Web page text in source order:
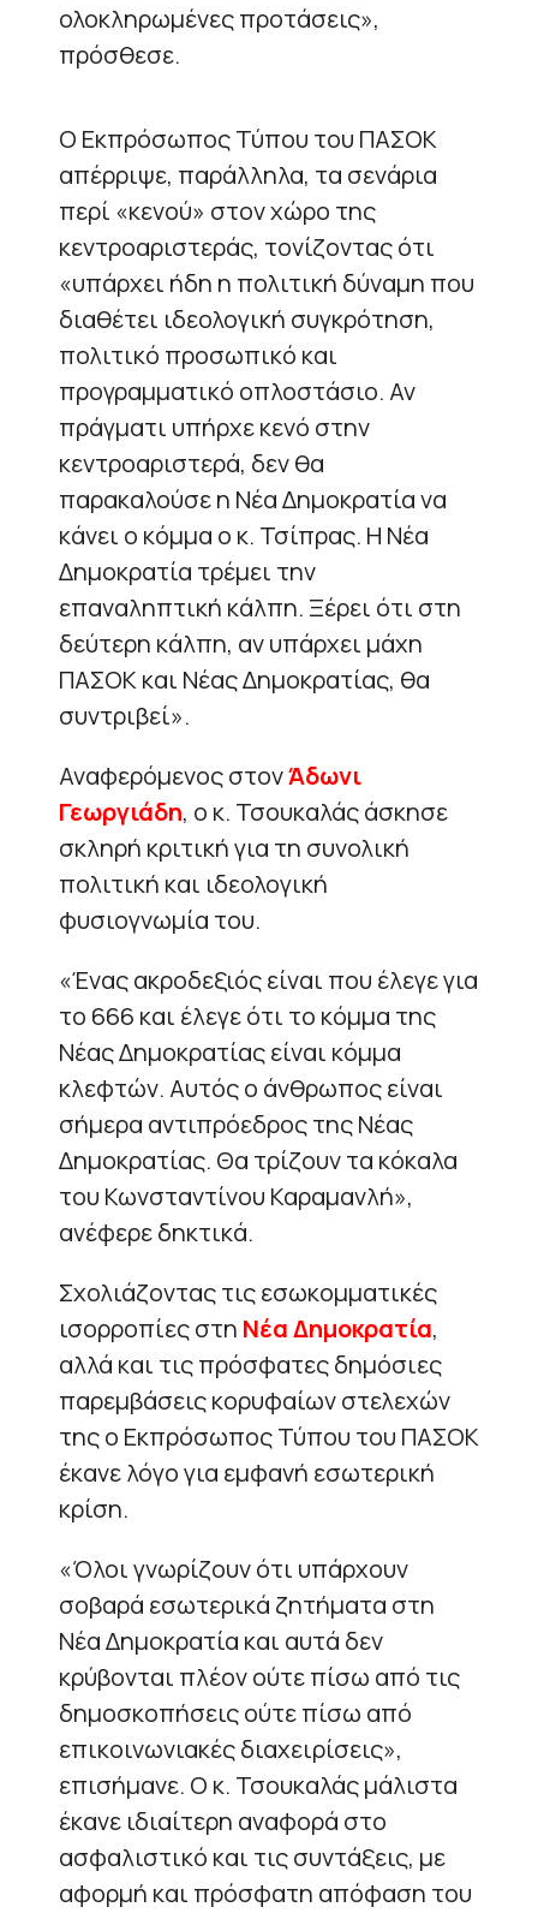
ολοκληρωμένες προτάσεις»,
πρόσθεσε.
Ο Εκπρόσωπος Τύπου του ΠΑΣΟΚ
απέρριψε, παράλληλα, τα σενάρια
περί «κενού» στον χώρο της
κεντροαριστεράς, τονίζοντας ότι
«υπάρχει ήδη η πολιτική δύναμη που
διαθέτει ιδεολογική συγκρότηση,
πολιτικό προσωπικό και
προγραμματικό οπλοστάσιο. Αν
πράγματι υπήρχε κενό στην
κεντροαριστερά, δεν θα
παρακαλούσε η Νέα Δημοκρατία να
κάνει ο κόμμα ο κ. Τσίπρας. Η Νέα
Δημοκρατία τρέμει την
επαναληπτική κάλπη. Ξέρει ότι στη
δεύτερη κάλπη, αν υπάρχει μάχη
ΠΑΣΟΚ και Νέας Δημοκρατίας, θα
συντριβεί».
Αναφερόμενος στονΆδωνι
Γεωργιάδη, ο κ. Τσουκαλάς άσκησε
σκληρή κριτική για τη συνολική
πολιτική και ιδεολογική
φυσιογνωμία του.
«Ένας ακροδεξιός είναι που έλεγε για
το 666 και έλεγε ότι το κόμμα της
Νέας Δημοκρατίας είναι κόμμα
κλεφτών. Αυτός ο άνθρωπος είναι
σήμερα αντιπρόεδρος της Νέας
Δημοκρατίας. Θα τρίζουν τα κόκαλα
του Κωνσταντίνου Καραμανλή»,
ανέφερε δηκτικά.
Σχολιάζοντας τις εσωκομματικές
ισορροπίες στη Νέα Δημοκρατία,
αλλά και τις πρόσφατες δημόσιες
παρεμβάσεις κορυφαίων στελεχών
της ο Εκπρόσωπος Τύπου του ΠΑΣΟΚ
έκανε λόγο για εμφανή εσωτερική
κρίση.
«Όλοι γνωρίζουν ότι υπάρχουν
σοβαρά εσωτερικά ζητήματα στη
Νέα Δημοκρατία και αυτά δεν
κρύβονται πλέον ούτε πίσω από τις
δημοσκοπήσεις ούτε πίσω από
επικοινωνιακές διαχειρίσεις»,
επισήμανε. Ο κ. Τσουκαλάς μάλιστα
έκανε ιδιαίτερη αναφορά στο
ασφαλιστικό και τις συντάξεις, με
αφορμή και πρόσφατη απόφαση του